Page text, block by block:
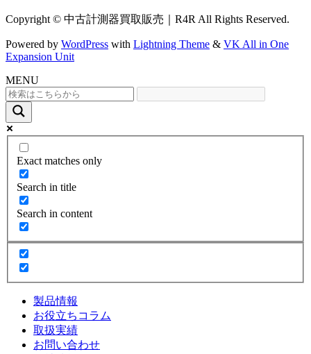
Copyright © 中古計測器買取販売｜R4R All Rights Reserved.
Powered by WordPress with Lightning Theme & VK All in One
Expansion Unit
MENU
Exact matches only
Search in title
Search in content
製品情報
お役立ちコラム
取扱実績
お問い合わせ